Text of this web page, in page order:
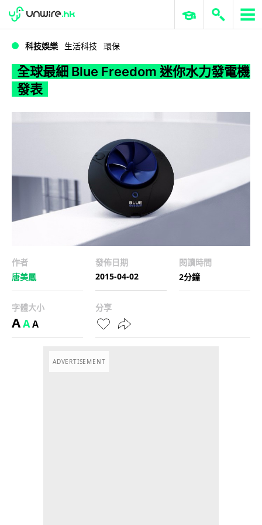
WWDC 2026 ERP 與商業 AI
科技娛樂 生活科技 環保
全球最細 Blue Freedom 迷你水力發電機
發表
作者
唐美鳳
發佈日期
2015-04-02
閱讀時間
2分鐘
字體大小
AAA
分享
ADVERTISEMENT